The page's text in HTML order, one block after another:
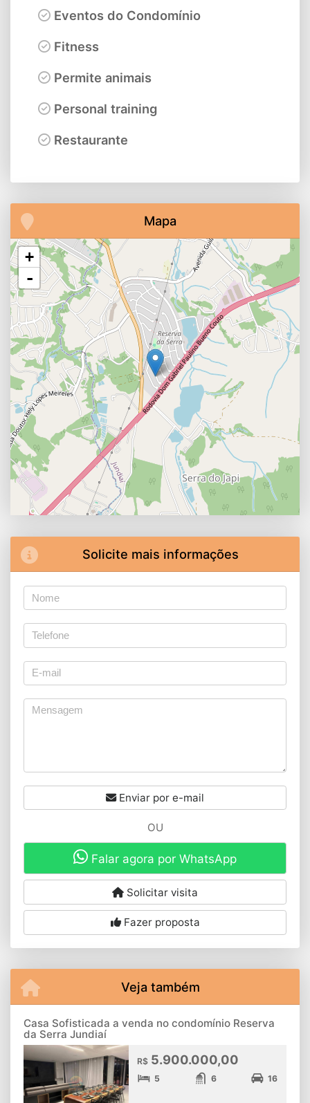
Eventos do Condomínio
Fitness
Permite animais
Personal training
Restaurante
Mapa
+
-
Solicite mais informações
Enviar por e-mail
OU
Falar agora por WhatsApp
Solicitar visita
Fazer proposta
Veja também
Casa Sofisticada a venda no condomínio Reserva
da Serra Jundiaí
R$ 5.900.000,00
5 6 16